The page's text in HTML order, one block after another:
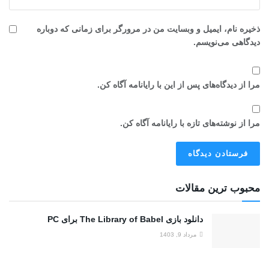
ذخیره نام، ایمیل و وبسایت من در مرورگر برای زمانی که دوباره
دیدگاهی می‌نویسم.
مرا از دیدگاه‌های پس از این با رایانامه آگاه کن.
مرا از نوشته‌های تازه با رایانامه آگاه کن.
محبوب ترین مقالات
دانلود بازی The Library of Babel برای PC
مرداد 9, 1403